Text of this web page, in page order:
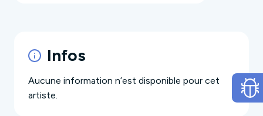
Infos
Aucune information n’est disponible pour cet
artiste.